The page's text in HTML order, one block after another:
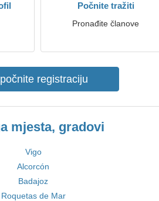
Počnite tražiti
Pronađite članove
registraciju
mjesta, gradovi
Vigo
Alcorcón
Badajoz
Roquetas de Mar